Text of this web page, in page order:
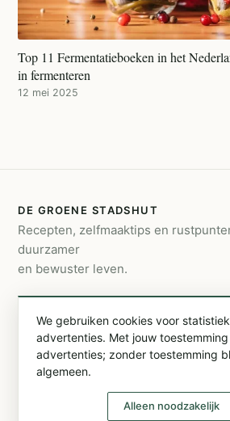
Top 11 Fermentatieboeken in het
in fermenteren
12 mei 2025
DE GROENE STADSHUT
Recepten, zelfmaaktips en
duurzamer
en bewuster leven.
info@degroenestadshut.be
FacebookInstagram
Privacybeleid, cookies &
We gebruiken cookies voor
advertenties. Met jouw
advertenties; zonder toestemming
algemeen.
Alleen noodzakelijk